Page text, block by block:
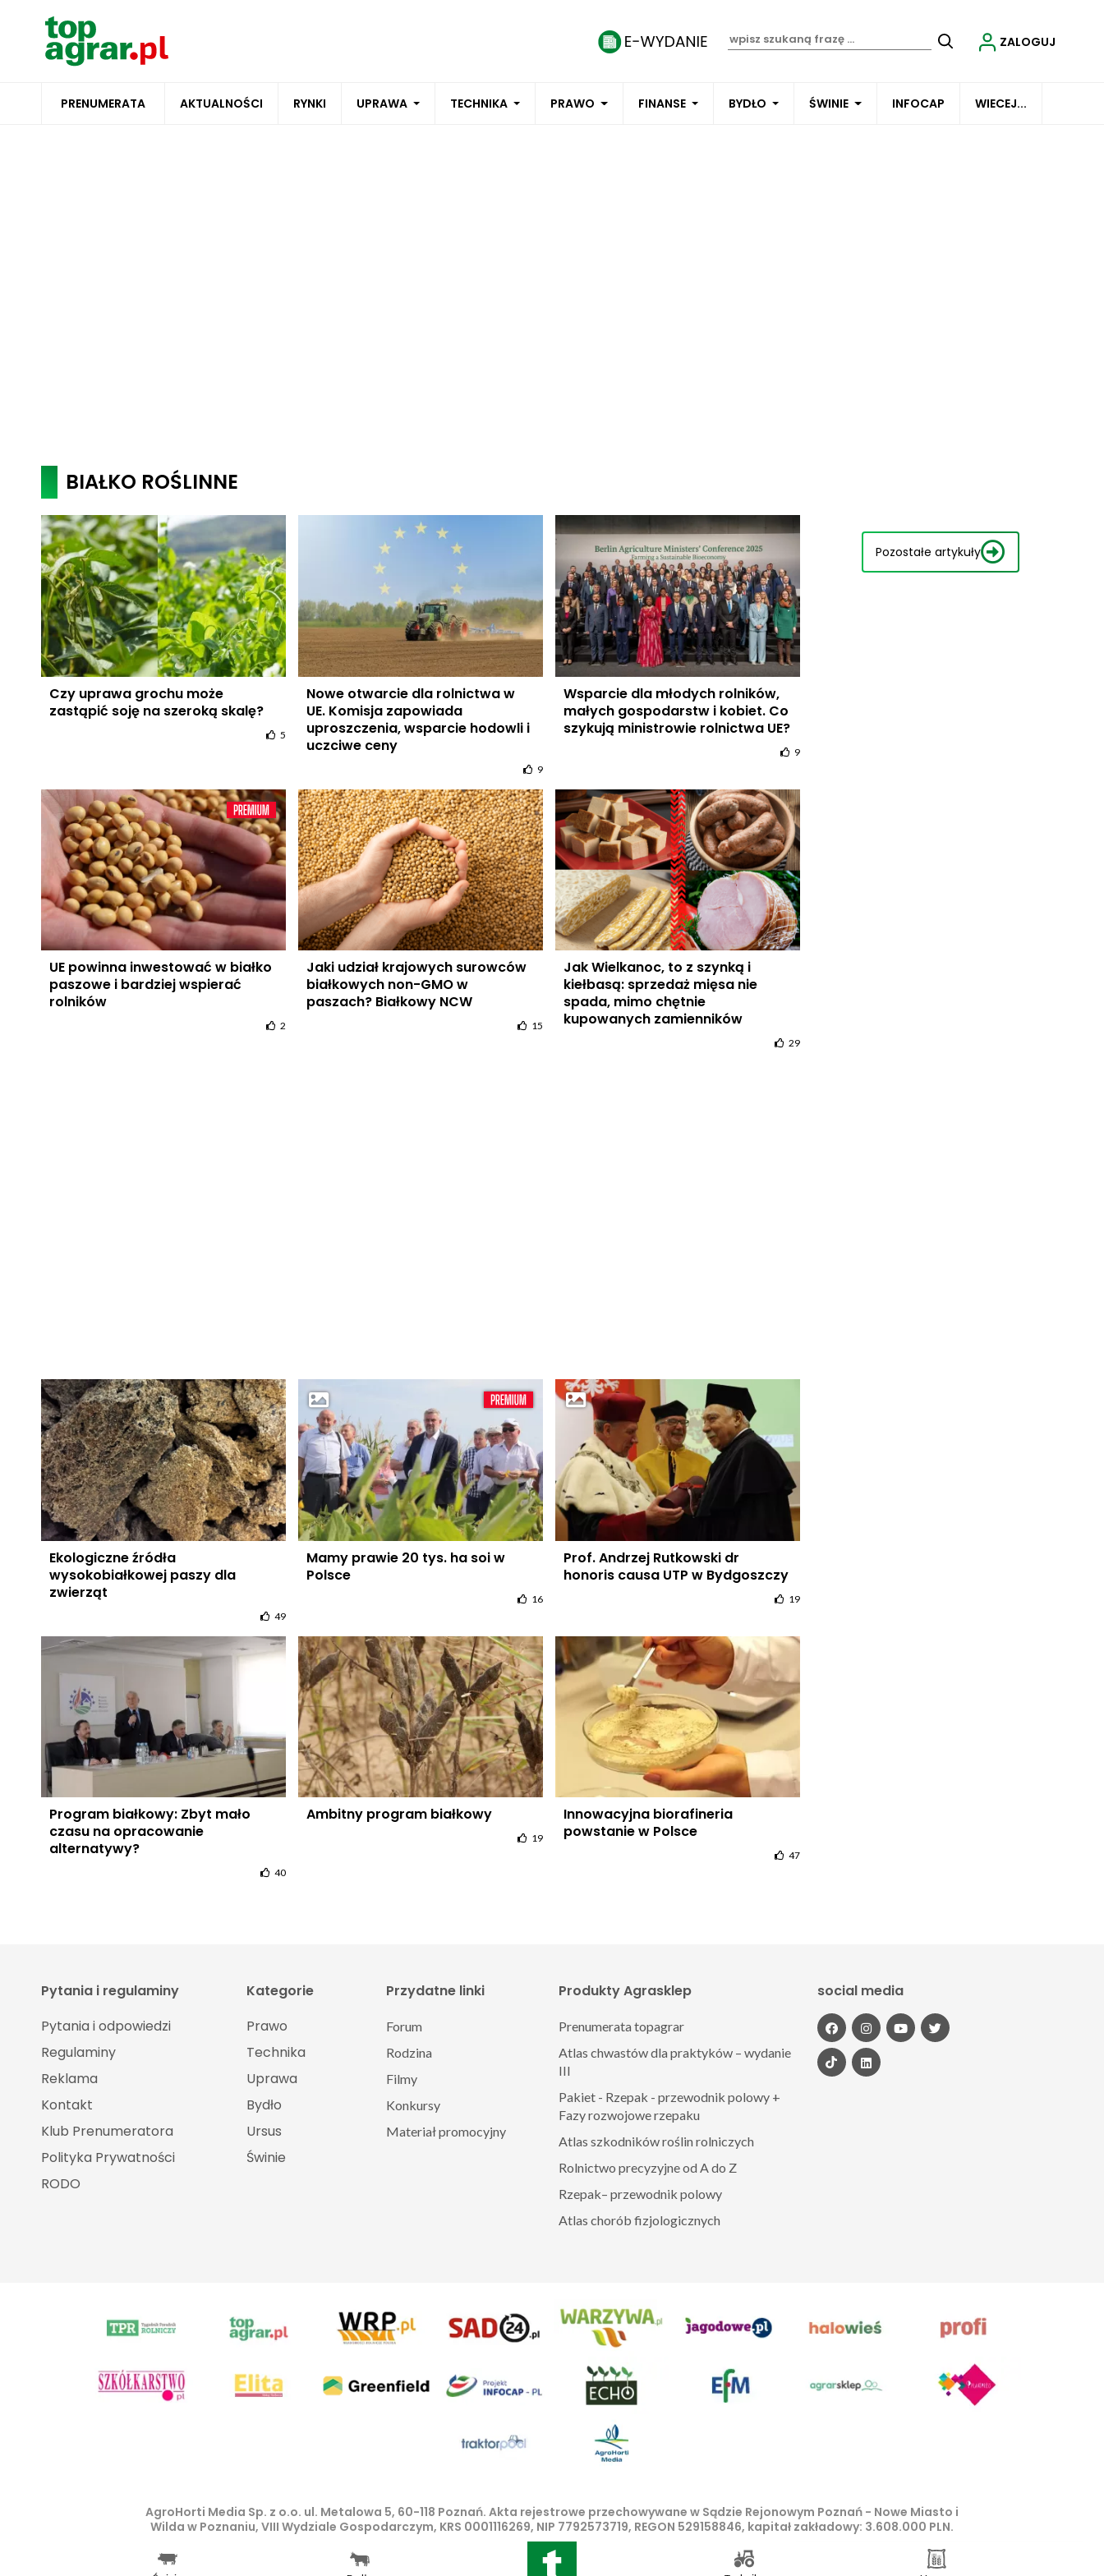
PRENUMERATA AKTUALNOŚCI RYNKI UPRAWA TECHNIKA PRAWO FINANSE BYDŁO ŚWINIE INFOCAP WIECEJ...
ZALOGUJ
BIAŁKO ROŚLINNE
Czy uprawa grochu może
zastąpić soję na szeroką skalę?
5
Nowe otwarcie dla rolnictwa w
UE. Komisja zapowiada
uproszczenia, wsparcie hodowli i
uczciwe ceny
9
Wsparcie dla młodych rolników,
małych gospodarstw i kobiet. Co
szykują ministrowie rolnictwa UE?
9
UE powinna inwestować w białko
paszowe i bardziej wspierać
rolników
2
Jaki udział krajowych surowców
białkowych non-GMO w
paszach? Białkowy NCW
15
Jak Wielkanoc, to z szynką i
kiełbasą: sprzedaż mięsa nie
spada, mimo chętnie
kupowanych zamienników
29
Ekologiczne źródła
wysokobiałkowej paszy dla
zwierząt
49
Mamy prawie 20 tys. ha soi w
Polsce
16
Prof. Andrzej Rutkowski dr
honoris causa UTP w Bydgoszczy
19
Program białkowy: Zbyt mało
czasu na opracowanie
alternatywy?
40
Ambitny program białkowy
19
Innowacyjna biorafineria
powstanie w Polsce
47
Pozostałe artykuły
Zagłosuj w Plebiscycie Izydory 2026
Pytania i regulaminy
Pytania i odpowiedzi
Regulaminy
Reklama
Kontakt
Klub Prenumeratora
Polityka Prywatności
RODO
Kategorie
Prawo
Technika
Uprawa
Bydło
Ursus
Świnie
Produkty Agrasklep
Prenumerata topagrar
Atlas chwastów dla praktyków – wydanie
III
Pakiet - Rzepak - przewodnik polowy +
Fazy rozwojowe rzepaku
Atlas szkodników roślin rolniczych
Rolnictwo precyzyjne od A do Z
Rzepak– przewodnik polowy
Atlas chorób fizjologicznych
Przydatne linki
Forum
Rodzina
Filmy
Konkursy
Materiał promocyjny
social media
AgroHorti Media Sp. z o.o. ul. Metalowa 5, 60-118 Poznań. Akta rejestrowe przechowywane w Sądzie Rejonowym Poznań - Nowe Miasto i
Wilda w Poznaniu, VIII Wydziale Gospodarczym, KRS 0001116269, NIP 7792573719, REGON 529158846, kapitał zakładowy: 3.608.000 PLN.
Wszystkie prezentowane w ramach niniejszego portalu treści są własnością AgroHorti Media Sp. z o.o, są zastrzeżone i chronione
prawem autorskim, kopiowanie i dalsze rozpowszechnianie treści jest zabronione. (art. 25 ust. 1 pkt 1b ustawy z 4 lutego 1994 roku o